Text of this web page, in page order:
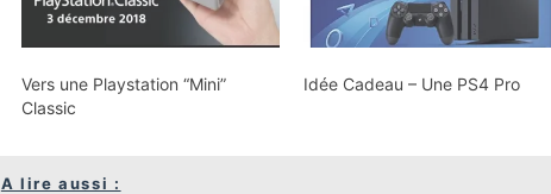
Vers une Playstation “Mini”
Classic
Idée Cadeau – Une PS4 Pro
A lire aussi :